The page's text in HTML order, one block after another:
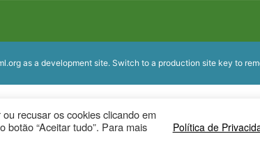
recusar os cookies clicando em
botão “Aceitar tudo”. Para mais
Política de
as a development site. Switch to a production site key to